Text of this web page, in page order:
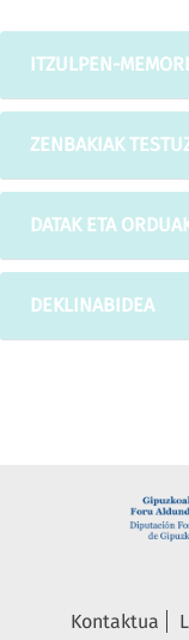
ITZULPEN-
ZENBAKIAK
DATAK ETA
DEKLINABIDEA
Kontaktua